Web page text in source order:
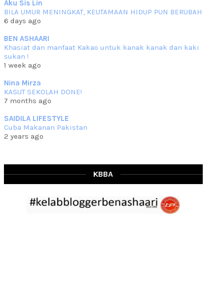
RESIPI KURMA AYAM MERAH
Assalammualaikum, salam semua. Hari ni 4 Zulhijjah 1444 Hijrah,
Jun 23 2023
RESIPI SAMBAL PARU
Assalammualaikum, salam sejahtera semua. Lama betul che mat tak
Jun 20 2023
RESIPI PISANG MUDA MASAK LEMAK
lemak ni che mat... read more
Mar 07 2023
RESIPI BAMIA KAMBING
Assalammualaikum, salam Ahad semua. Dah beberapa hari cuaca
asyik hujan saja di... read more
Aku Sis Lin
BILA UMUR MENINGKAT, KEUTAMAAN HIDUP PUN BERUBAH
6 days ago
BEN ASHAARI
Khasiat dan manfaat Kakao untuk kanak kanak dan kaki
sukan !
1 week ago
Nina Mirza
KASUT SEKOLAH DONE!
7 months ago
SAIDILA LIFESTYLE
Cuba Makanan Pakistan
2 years ago
KBBA